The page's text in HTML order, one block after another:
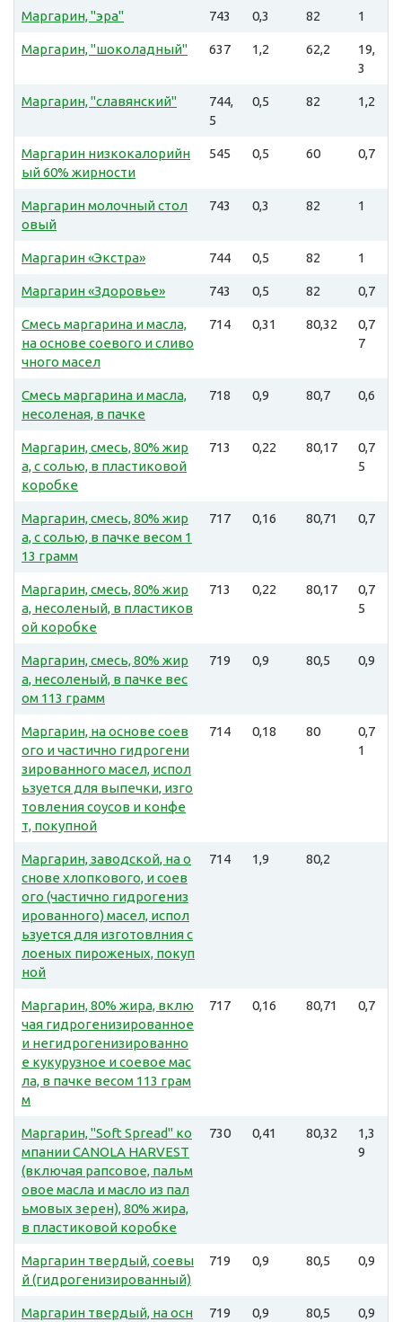
Маргарин, "эра" 743 0,3 82 1
Маргарин, "шоколадный" 637 1,2 62,2
19,
3
Маргарин, "славянский"
744,
5
0,5 82 1,2
Маргарин низкокалорийн
ый 60% жирности
545 0,5 60 0,7
Маргарин молочный стол
овый
743 0,3 82 1
Маргарин «Экстра» 744 0,5 82 1
Маргарин «Здоровье» 743 0,5 82 0,7
Смесь маргарина и масла,
на основе соевого и сливо
чного масел
714 0,31 80,32
0,7
7
Смесь маргарина и масла,
несоленая, в пачке
718 0,9 80,7 0,6
Маргарин, смесь, 80% жир
а, с солью, в пластиковой
коробке
713 0,22 80,17
0,7
5
Маргарин, смесь, 80% жир
а, с солью, в пачке весом 1
13 грамм
717 0,16 80,71 0,7
Маргарин, смесь, 80% жир
а, несоленый, в пластиков
ой коробке
713 0,22 80,17
0,7
5
Маргарин, смесь, 80% жир
а, несоленый, в пачке вес
ом 113 грамм
719 0,9 80,5 0,9
Маргарин, на основе соев
ого и частично гидрогени
зированного масел, испол
ьзуется для выпечки, изго
товления соусов и конфе
т, покупной
714 0,18 80
0,7
1
Маргарин, заводской, на о
снове хлопкового, и соев
ого (частично гидрогениз
ированного) масел, испол
ьзуется для изготовлния с
лоеных пироженых, покуп
ной
714 1,9 80,2
Маргарин, 80% жира, вклю
чая гидрогенизированное
и негидрогенизированно
е кукурузное и соевое мас
ла, в пачке весом 113 грам
м
717 0,16 80,71 0,7
Маргарин, "Soft Spread" ко
мпании CANOLA HARVEST
(включая рапсовое, пальм
овое масла и масло из пал
ьмовых зерен), 80% жира,
в пластиковой коробке
730 0,41 80,32
1,3
9
Маргарин твердый, соевы
й (гидрогенизированный)
719 0,9 80,5 0,9
Маргарин твердый, на осн
719 0,9 80,5 0,9